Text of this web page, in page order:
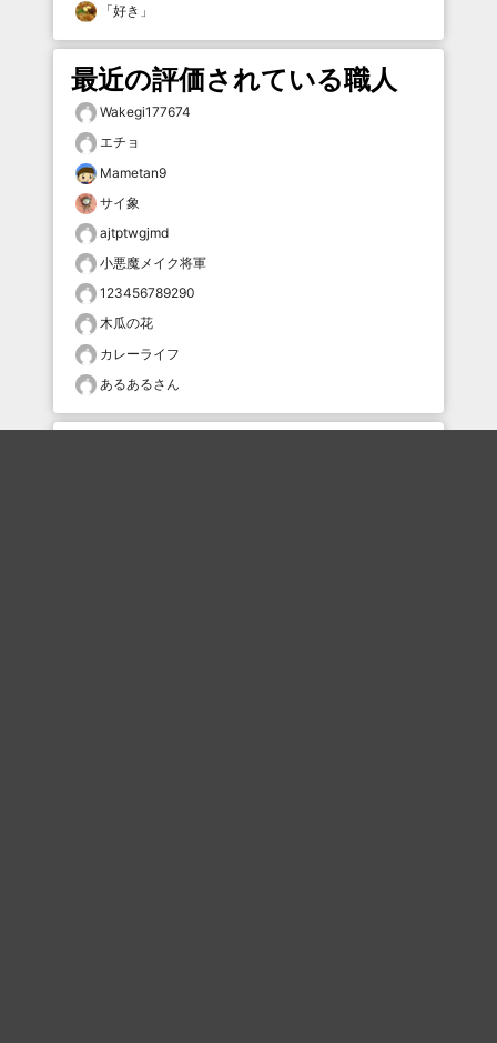
「好き 」
最近の評価されている職人
Wakegi177674
エチョ
Mametan9
サイ象
ajtptwgjmd
小悪魔メイク将軍
123456789290
木瓜の花
カレーライフ
あるあるさん